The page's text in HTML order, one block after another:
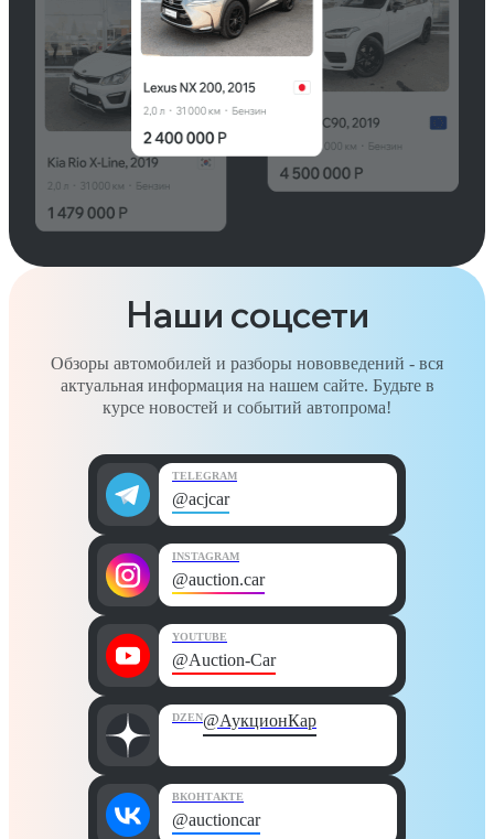
Наши соцсети
Обзоры автомобилей и разборы нововведений - вся
актуальная информация на нашем сайте. Будьте в
курсе новостей и событий автопрома!
TELEGRAM
@acjcar
INSTAGRAM
@auction.car
YOUTUBE
@Auction-Car
DZEN@АукционКар
ВКОНТАКТЕ
@auctioncar